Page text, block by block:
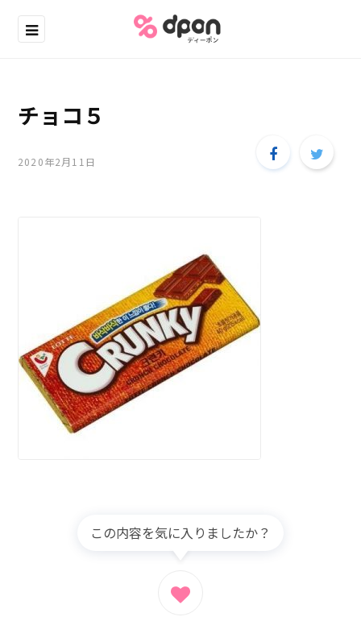
チョコ５
2020年2月11日
この内容を気に入りましたか？